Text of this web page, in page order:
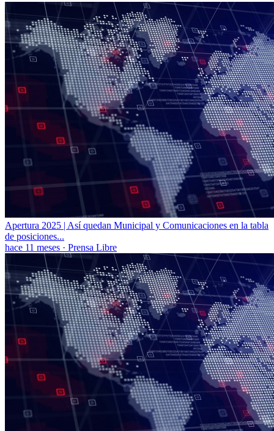
Apertura 2025 | Así quedan Municipal y Comunicaciones en la tabla
de posiciones...
hace 11 meses · Prensa Libre